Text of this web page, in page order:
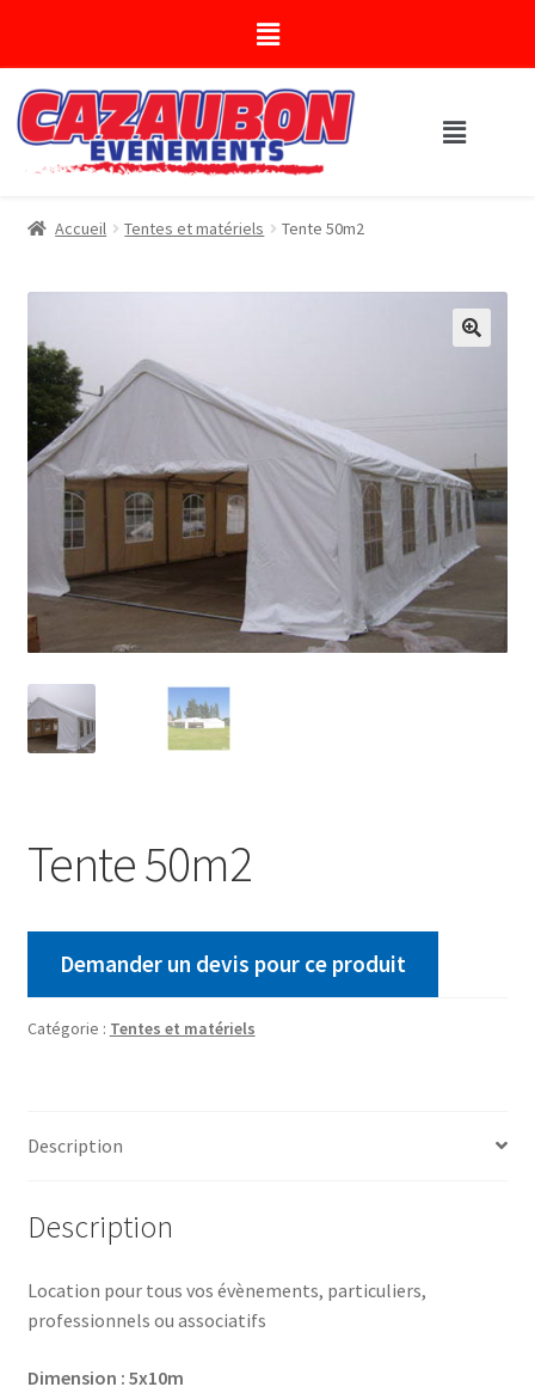
Accueil Tentes et matériels Tente 50m2
Tente 50m2
Demander un devis pour ce produit
Catégorie : Tentes et matériels
Description
Description
Location pour tous vos évènements, particuliers,
professionnels ou associatifs
Dimension : 5x10m